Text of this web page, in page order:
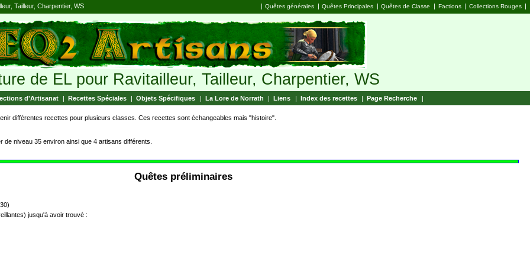
Tailleur, Charpentier, WS Quêtes générales Quêtes Principales Quêtes de Classe Factions Collections Rouges
de EL pour Ravitailleur, Tailleur, Charpentier, WS
d'Artisanat | Recettes Spéciales | Objets Spécifiques | La Lore de Norrath | Liens | Index des recettes | Page Recherche |
différentes recettes pour plusieurs classes. Ces recettes sont échangeables mais "histoire".
niveau 35 environ ainsi que 4 artisans différents.
Quêtes préliminaires
jusqu'à avoir trouvé :